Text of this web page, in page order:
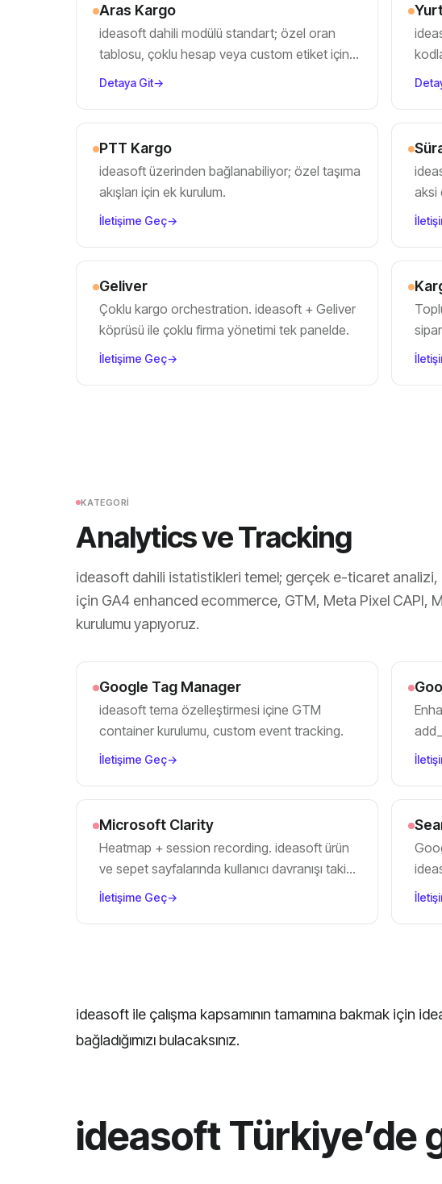
Aras Kargo
ideasoft dahili modülü standart; özel oran
tablosu, çoklu hesap veya custom etiket için
ek yapılandırma.
Detaya Git→
PTT Kargo
ideasoft üzerinden bağlanabiliyor; özel taşıma
akışları için ek kurulum.
İletişime Geç→
aksi
Geliver
Çoklu kargo orchestration. ideasoft + Geliver
köprüsü ile çoklu firma yönetimi tek panelde.
İletişime Geç→
için
KATEGORI
Analytics ve Tracking
ideasoft dahili istatistikleri temel; gerçek e-ticaret analizi,
için GA4 enhanced ecommerce, GTM, Meta Pixel CAPI,
kurulumu yapıyoruz.
Google Tag Manager
ideasoft tema özelleştirmesi içine GTM
container kurulumu, custom event tracking.
İletişime Geç→
Microsoft Clarity
Heatmap + session recording. ideasoft ürün
ve sepet sayfalarında kullanıcı davranışı takibi
için ücretsiz çözüm.
İletişime Geç→
ideasoft ile çalışma kapsamının tamamına bakmak için
bağladığımızı bulacaksınız.
ideasoft Türkiye’de